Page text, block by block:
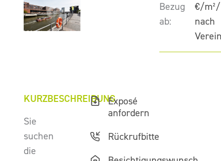
€/
Bezug
ab:
nach
KURZBESCHREIBUNG
Sie
suchen
die
Exposé
anfordern
Rückrufbitte